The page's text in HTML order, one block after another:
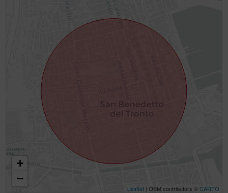
+
−
Leaflet| OSM contributors ©CARTO